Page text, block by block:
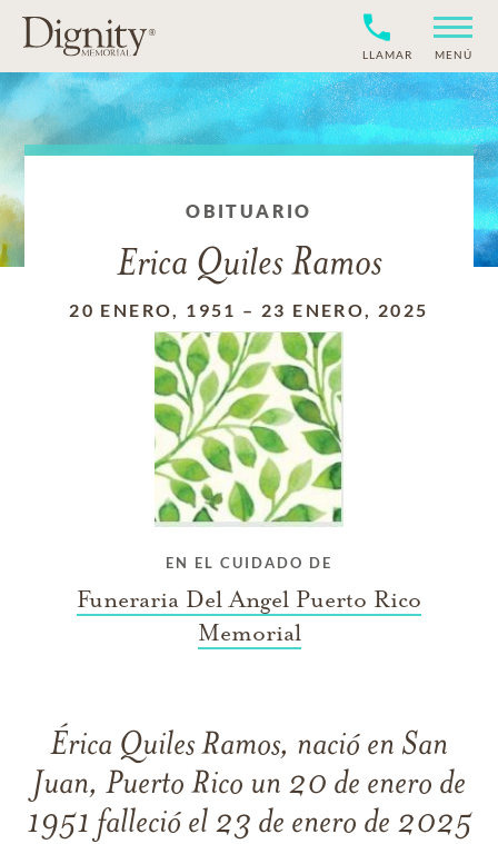
LLAMAR MENÚ
OBITUARIO
Erica Quiles Ramos
20 ENERO, 1951 – 23 ENERO, 2025
EN EL CUIDADO DE
Funeraria Del Angel Puerto Rico
Memorial
Érica Quiles Ramos, nació en San
Juan, Puerto Rico un 20 de enero de
1951 falleció el 23 de enero de 2025